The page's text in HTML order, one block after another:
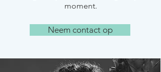
moment.
Neem contact op